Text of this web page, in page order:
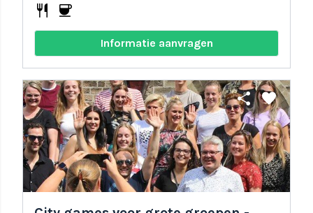
restaurant coffee
Informatie aanvragen
share favorite